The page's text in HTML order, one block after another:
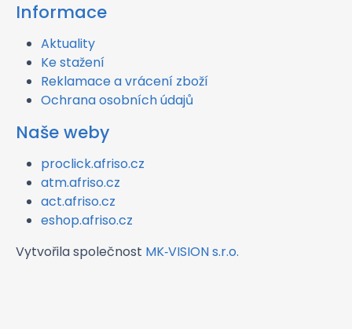
Informace
Aktuality
Ke stažení
Reklamace a vrácení zboží
Ochrana osobních údajů
Naše weby
proclick.afriso.cz
atm.afriso.cz
act.afriso.cz
eshop.afriso.cz
Vytvořila společnost MK‑VISION s.r.o.